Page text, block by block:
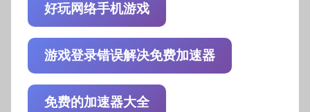
好玩网络手机游戏
游戏登录错误解决免费加速器
免费的加速器大全